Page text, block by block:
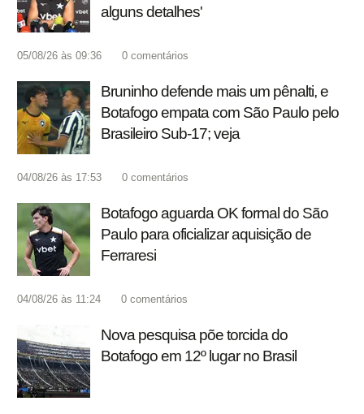
alguns detalhes'
05/08/26 às 09:36 0 comentários
Bruninho defende mais um pênalti, e
Botafogo empata com São Paulo pelo
Brasileiro Sub-17; veja
04/08/26 às 17:53 0 comentários
Botafogo aguarda OK formal do São
Paulo para oficializar aquisição de
Ferraresi
04/08/26 às 11:24 0 comentários
Nova pesquisa põe torcida do
Botafogo em 12º lugar no Brasil